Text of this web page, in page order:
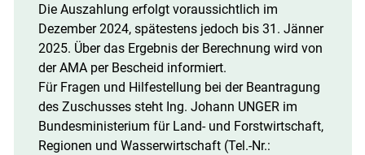
Die Auszahlung erfolgt voraussichtlich im
Dezember 2024, spätestens jedoch bis 31. Jänner
2025. Über das Ergebnis der Berechnung wird von
der AMA per Bescheid informiert.
Für Fragen und Hilfestellung bei der Beantragung
des Zuschusses steht Ing. Johann UNGER im
Bundesministerium für Land- und Forstwirtschaft,
Regionen und Wasserwirtschaft (Tel.-Nr.: